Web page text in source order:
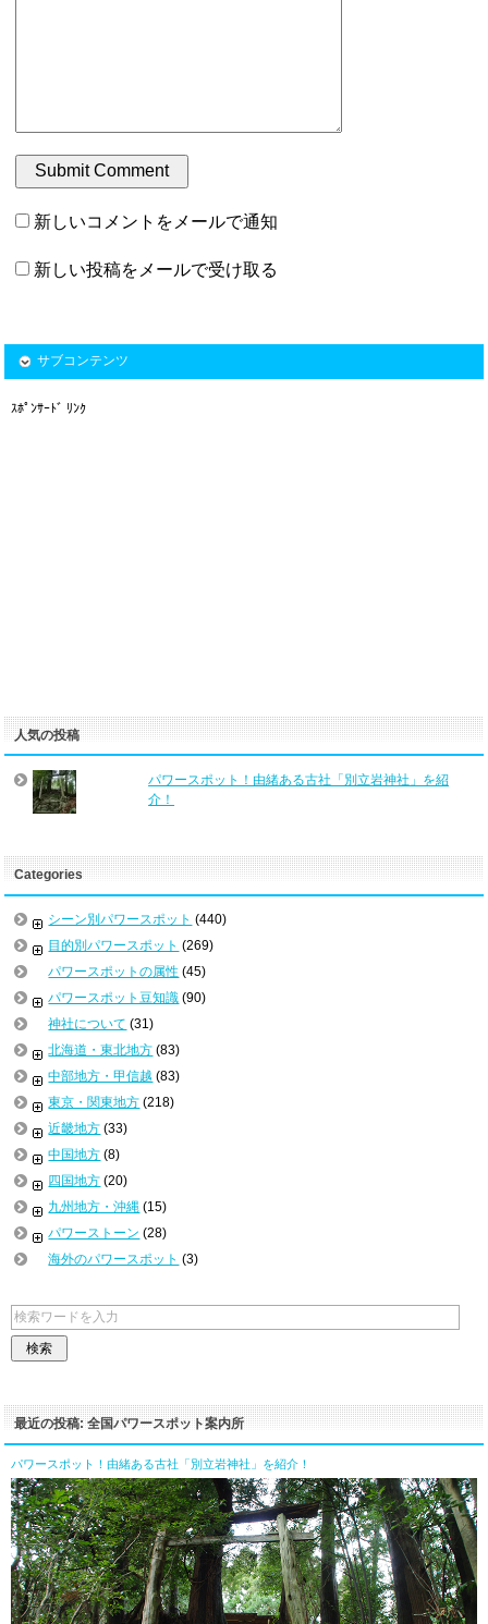
新しいコメントをメールで通知
新しい投稿をメールで受け取る
サブコンテンツ
ｽﾎﾟﾝｻｰﾄﾞ ﾘﾝｸ
人気の投稿
パワースポット！由緒ある古社「別立岩神社」を紹
介！
Categories
シーン別パワースポット (440)
目的別パワースポット (269)
パワースポットの属性 (45)
パワースポット豆知識 (90)
神社について (31)
北海道・東北地方 (83)
中部地方・甲信越 (83)
東京・関東地方 (218)
近畿地方 (33)
中国地方 (8)
四国地方 (20)
九州地方・沖縄 (15)
パワーストーン (28)
海外のパワースポット (3)
最近の投稿: 全国パワースポット案内所
パワースポット！由緒ある古社「別立岩神社」を紹介！